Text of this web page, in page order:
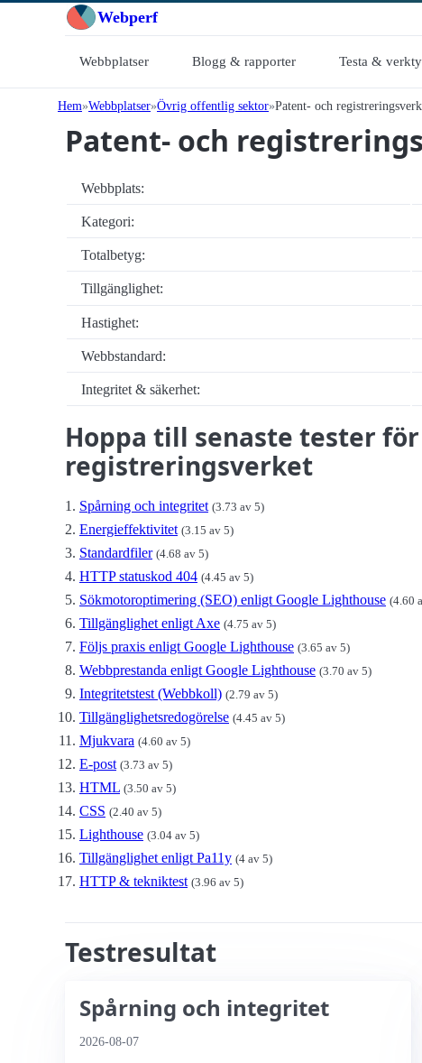
Webperf
Webbplatser Blogg & rapporter Testa &
Hem Webbplatser Övrig offentlig sektor Patent- och
Patent- och
Webbplats:
Kategori:
Totalbetyg:
Tillgänglighet:
Hastighet:
Webbstandard:
Integritet & säkerhet:
Hoppa till senaste tester
registreringsverket
Spårning och integritet (3.73 av 5)
Energieffektivitet (3.15 av 5)
Standardfiler (4.68 av 5)
HTTP statuskod 404 (4.45 av 5)
Sökmotoroptimering (SEO) enligt Google Lighthouse (4.60
Tillgänglighet enligt Axe (4.75 av 5)
Följs praxis enligt Google Lighthouse (3.65 av 5)
Webbprestanda enligt Google Lighthouse (3.70 av 5)
Integritetstest (Webbkoll) (2.79 av 5)
Tillgänglighetsredogörelse (4.45 av 5)
Mjukvara (4.60 av 5)
E-post (3.73 av 5)
HTML (3.50 av 5)
CSS (2.40 av 5)
Lighthouse (3.04 av 5)
Tillgänglighet enligt Pa11y (4 av 5)
HTTP & tekniktest (3.96 av 5)
Testresultat
Spårning och integritet
2026-08-07